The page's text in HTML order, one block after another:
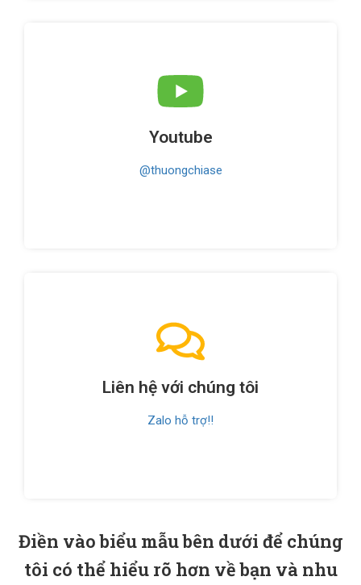
Youtube
@thuongchiase
Liên hệ với chúng tôi
Zalo hỗ trợ!!
Điền vào biểu mẫu bên dưới để chúng
tôi có thể hiểu rõ hơn về bạn và nhu